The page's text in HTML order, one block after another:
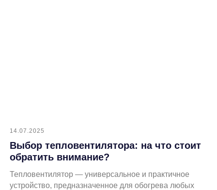
14.07.2025
Выбор тепловентилятора: на что стоит
обратить внимание?
Тепловентилятор — универсальное и практичное
устройство, предназначенное для обогрева любых